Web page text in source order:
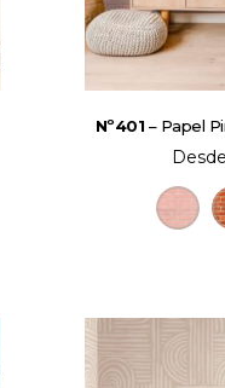
Nº401 – Papel
Desde